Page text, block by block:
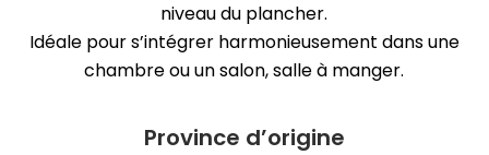
niveau du plancher.
Idéale pour s’intégrer harmonieusement dans une
chambre ou un salon, salle à manger.
Province d’origine